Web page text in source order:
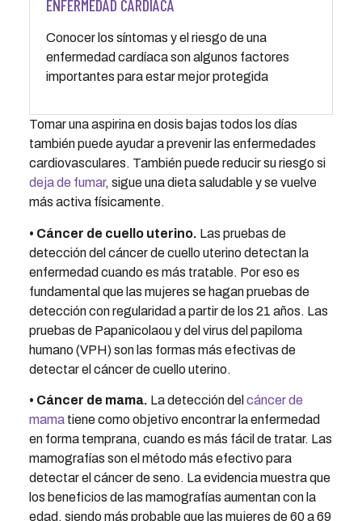
ENFERMEDAD CARDÍACA
Conocer los síntomas y el riesgo de una
enfermedad cardíaca son algunos factores
importantes para estar mejor protegida
Tomar una aspirina en dosis bajas todos los días
también puede ayudar a prevenir las enfermedades
cardiovasculares. También puede reducir su riesgo si
deja de fumar, sigue una dieta saludable y se vuelve
más activa físicamente.
• Cáncer de cuello uterino. Las pruebas de
detección del cáncer de cuello uterino detectan la
enfermedad cuando es más tratable. Por eso es
fundamental que las mujeres se hagan pruebas de
detección con regularidad a partir de los 21 años. Las
pruebas de Papanicolaou y del virus del papiloma
humano (VPH) son las formas más efectivas de
detectar el cáncer de cuello uterino.
• Cáncer de mama. La detección del cáncer de
mamatiene como objetivo encontrar la enfermedad
en forma temprana, cuando es más fácil de tratar. Las
mamografías son el método más efectivo para
detectar el cáncer de seno. La evidencia muestra que
los beneficios de las mamografías aumentan con la
edad, siendo más probable que las mujeres de 60 a 69